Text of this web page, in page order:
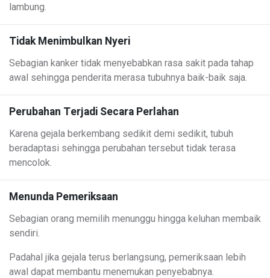
lambung.
Tidak Menimbulkan Nyeri
Sebagian kanker tidak menyebabkan rasa sakit pada tahap
awal sehingga penderita merasa tubuhnya baik-baik saja.
Perubahan Terjadi Secara Perlahan
Karena gejala berkembang sedikit demi sedikit, tubuh
beradaptasi sehingga perubahan tersebut tidak terasa
mencolok.
Menunda Pemeriksaan
Sebagian orang memilih menunggu hingga keluhan membaik
sendiri.
Padahal jika gejala terus berlangsung, pemeriksaan lebih
awal dapat membantu menemukan penyebabnya.